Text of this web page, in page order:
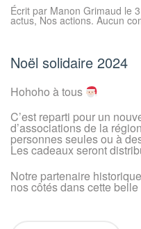
Écrit par Manon Grimaud le
actus, Nos actions. Aucun
Noël solidaire 2024
Hohoho à tous
C’est reparti pour un
d’associations de la
personnes seules ou à
Les cadeaux seront
Notre partenaire historique
nos côtés dans cette